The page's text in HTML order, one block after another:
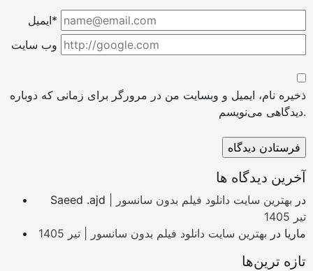
ایمیل*
وب سایت
ذخیره نام، ایمیل و وبسایت من در مرورگر برای زمانی که دوباره
دیدگاهی می‌نویسم.
آخرین دیدگاه ها
Saeed .ajd در بهترین سایت دانلود فیلم بدون سانسور |
تیر 1405
ماریا در بهترین سایت دانلود فیلم بدون سانسور | تیر 1405
تازه ترین‌ها